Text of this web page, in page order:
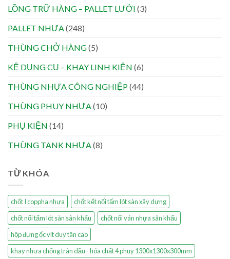
LỒNG TRỮ HÀNG – PALLET LƯỚI (3)
PALLET NHỰA (248)
THÙNG CHỞ HÀNG(5)
KỆ DỤNG CỤ – KHAY LINH KIỆN (6)
THÙNG NHỰA CÔNG NGHIỆP(44)
THÙNG PHUY NHỰA (10)
PHỤ KIỆN (14)
THÙNG TANK NHỰA (8)
TỪ KHÓA
chốt I coppha nhựa
chốt kết nối tấm lót sàn xây dựng
chốt nối tấm lót sàn sân khấu
chốt nối ván nhựa sân khấu
hộp đựng ốc vít duy tân cao
khay nhựa chống tràn dầu - hóa chất 4 phuy 1300x1300x300mm